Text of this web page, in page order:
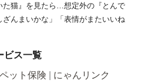
た猫』を見たら…想定外の『とんで
んまいかな」「表情がまたいいね
ビス一覧
ペット保険 にゃんリンク